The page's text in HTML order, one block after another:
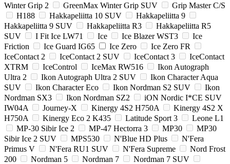
Winter Grip 2
GreenMax Winter Grip SUV
Grip Master C/S
H188
Hakkapeliitta 10 SUV
Hakkapeliitta 9
Hakkapeliitta 9 SUV
Hakkapeliitta R3
Hakkapeliitta R5
SUV
I Fit Ice LW71 Ice Ice Blazer WST3
Ice
Friction
Ice Guard IG65 Ice Zero
Ice Zero FR
IceContact 2
IceContact 2 SUV IceContact 3
IceContact
XTRM
IceControl IceMax RW516
Ikon Autograph
Ultra 2
Ikon Autograph Ultra 2 SUV
Ikon Character Aqua
SUV
Ikon Character Eco Ikon Nordman S2 SUV
Ikon
Nordman SX3
Ikon Nordman SZ2
iON Nordic I*CE SUV
IW04A
Journey-X Kinergy 4S2 H750A
Kinergy 4S2 X
H750A
Kinergy Eco 2 K435 Latitude Sport 3
Leone L1
MP-30 Sibir Ice 2
MP-47 Hectorra 3 MP30
MP30
Sibir Ice 2 SUV
MPS530 N'Blue HD Plus
N'Fera
Primus V
N'Fera RU1 SUV N'Fera Supreme
Nord Frost
200
Nordman 5 Nordman 7
Nordman 7 SUV